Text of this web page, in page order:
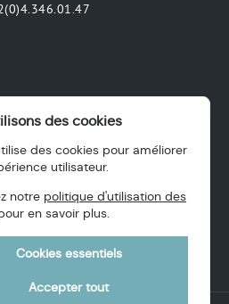
MAS. Toute déclaration
de délimiter le champ des
qui peuvent être exercés et
dans une relation légale.
un titre, des intérêts, une
etc.
des cookies
des cookies pour améliorer
utilisateur.
notre politique d'utilisation des
en savoir plus.
Cookies essentiels
Accepter tout